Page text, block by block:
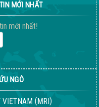
MỚI NHẤT
mới nhất!
NGÔ
VIETNAM (MRI)